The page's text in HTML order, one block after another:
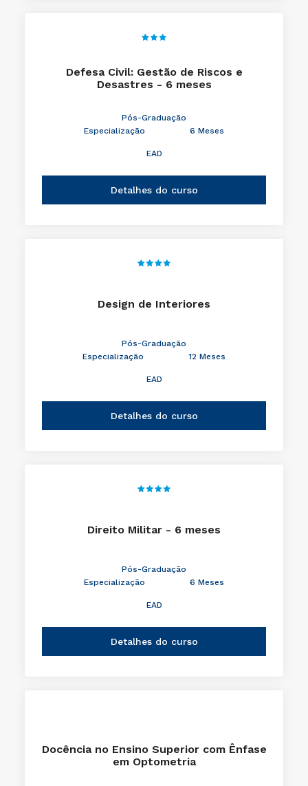
Defesa Civil: Gestão de Riscos e
Desastres - 6 meses
Pós-Graduação
Especialização
6 Meses
EAD
Detalhes do curso
Design de Interiores
Pós-Graduação
Especialização
12 Meses
EAD
Detalhes do curso
Direito Militar - 6 meses
Pós-Graduação
Especialização
6 Meses
EAD
Detalhes do curso
Docência no Ensino Superior com Ênfase
em Optometria